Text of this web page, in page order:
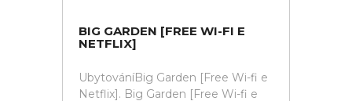
BIG GARDEN [FREE WI-FI E
NETFLIX]
UbytováníBig Garden [Free Wi-fi e
Netflix]. Big Garden [Free Wi-fi e